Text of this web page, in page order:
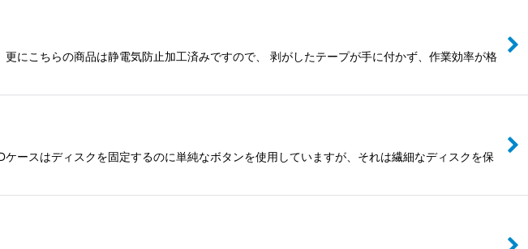
にこちらの商品は静電気防止加工済みですので、 剥がしたテープが手に付かず、作業効率が格
スはディスクを固定するのに単純なボタンを使用していますが、それは繊細なディスクを保